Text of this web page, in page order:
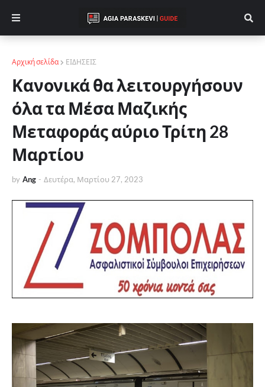
Αρχική σελίδα ΕΙΔΗΣΕΙΣ
Κανονικά θα λειτουργήσουν
όλα τα Μέσα Μαζικής
Μεταφοράς αύριο Τρίτη 28
Μαρτίου
by Ang - Δευτέρα, Μαρτίου 27, 2023